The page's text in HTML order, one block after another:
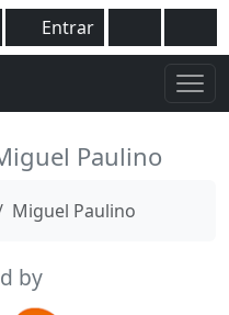
Entrar
Paulino
Miguel Paulino
by